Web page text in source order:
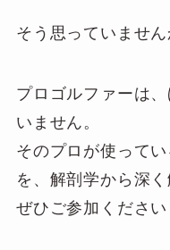
そう思っていません
プロゴルファーは
いません。
そのプロが使って
を、解剖学から深く
ぜひご参加ください